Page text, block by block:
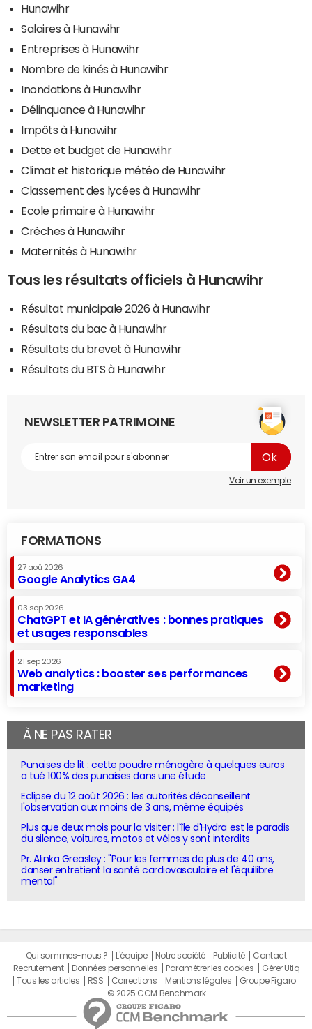
Hunawihr
Salaires à Hunawihr
Entreprises à Hunawihr
Nombre de kinés à Hunawihr
Inondations à Hunawihr
Délinquance à Hunawihr
Impôts à Hunawihr
Dette et budget de Hunawihr
Climat et historique météo de Hunawihr
Classement des lycées à Hunawihr
Ecole primaire à Hunawihr
Crèches à Hunawihr
Maternités à Hunawihr
Tous les résultats officiels à Hunawihr
Résultat municipale 2026 à Hunawihr
Résultats du bac à Hunawihr
Résultats du brevet à Hunawihr
Résultats du BTS à Hunawihr
NEWSLETTER PATRIMOINE
Voir un exemple
FORMATIONS
27 aoû 2026
Google Analytics GA4
03 sep 2026
ChatGPT et IA génératives : bonnes pratiques
et usages responsables
21 sep 2026
Web analytics : booster ses performances
marketing
À NE PAS RATER
Punaises de lit : cette poudre ménagère à quelques euros
a tué 100% des punaises dans une étude
Eclipse du 12 août 2026 : les autorités déconseillent
l'observation aux moins de 3 ans, même équipés
Plus que deux mois pour la visiter : l'île d'Hydra est le paradis
du silence, voitures, motos et vélos y sont interdits
Pr. Alinka Greasley : "Pour les femmes de plus de 40 ans,
danser entretient la santé cardiovasculaire et l'équilibre
mental"
Qui sommes-nous ? L'équipe Notre société Publicité
Contact
Recrutement
Données personnelles Paramétrer les cookies
Gérer Utiq
Tous les articles
RSS Corrections Mentions légales
Groupe Figaro
© 2025 CCM Benchmark